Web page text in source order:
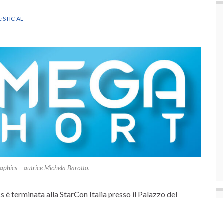
AL
– autrice Michela Barotto.
è terminata alla StarCon Italia presso il Palazzo del